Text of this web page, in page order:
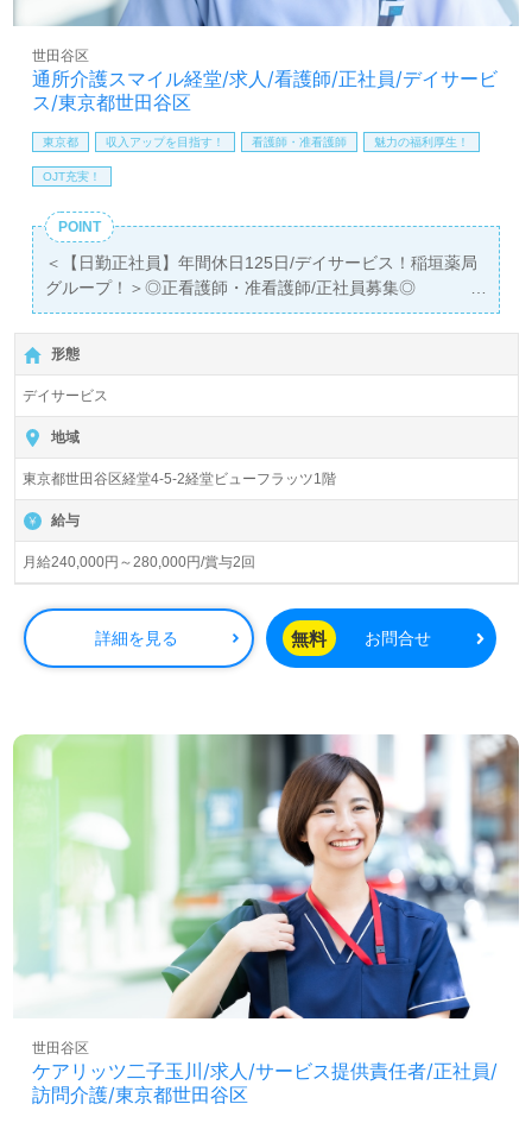
方も遠慮なく＊
相談可能です。転職相談、求人紹介、年収交渉など完全無
料サービスをご利用いただけます。＜非公開求人も取扱い
あり！＞"転職支援"のプロと一緒に転職活動！お問い合わ
せお待ちしております。
通所介護スマイル経堂/求人/看護師/正社員/デイサービ
ス/東京都世田谷区
世田谷区
東京都 収入アップを目指す！ 看護師・准看護師 魅力の福利厚生！
OJT充実！
POINT
＜【日勤正社員】年間休日125日/デイサービス！稲垣薬局
グループ！＞◎正看護師・准看護師/正社員募集◎
【月給240,000円～280,000円 /賞与2回】＊正看護師、准
看護師免許有資格者向け求人＊『千歳船橋駅』5分。
1日ご利用定員18名『通所介護スマイル経堂』稲垣薬局グ
ループ/株式会社三祐産業（本社：東京都武蔵野市）様の運
営です。従業員人数559名以上、東京都、神奈川県、埼玉
県を中心に調剤薬局、ドラッグストア、メディカル（病
院）、介護福祉、保育園事業を展開されています。昭和13
年創業、地域の医療/福祉の担い手として、100周年を目指
◎『看護師経験を高齢者介護分野で活かしたら、今までと
は違った景色が見えました！』お声も届く事業所様！◎
看護師として臨床経験のある方はもちろん、これから経験
を積みたい方も幅広く募集します。デイサービスでの勤務
験を活かしたい』『高齢者介護分野に貢献したい』『日勤
正社員で働きたい』『働きがいを感じながら仕事をした
い』『明るい雰囲気、風通しの良い職場で働きたい』『夜
勤なし、ワークライフバランスを充実させたい』『施設形
態や環境を変えて仕事をしたい』等の方も大歓迎です。こ
ちらの求人は＜看護師紹介専任コンサルタント＞より募集
詳細等をご案内します。お問い合わせも遠慮なくお願いし
ます。
全国の求人ご紹介！医療/福祉業界の正社員/パート仕事探
しは【ウィルオブ介護】＊求人情報収集、将来的に検討の
相談可能です。転職相談、求人紹介、年収交渉など完全無
料サービスをご利用いただけます。＜非公開求人も取扱い
あり！＞"転職支援"のプロと一緒に転職活動！お問い合わ
形態
デイサービス
地域
東京都世田谷区経堂4-5-2経堂ビューフラッツ1階
給与
月給240,000円～280,000円/賞与2回
詳細を見る 無料 お問合せ
ケアリッツ二子玉川/求人/サービス提供責任者/正社員/
訪問介護/東京都世田谷区
世田谷区